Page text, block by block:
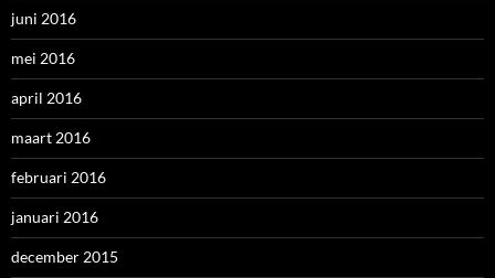
juni 2016
mei 2016
april 2016
maart 2016
februari 2016
januari 2016
december 2015